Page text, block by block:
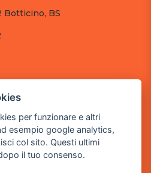
Botticino, BS
per funzionare e altri
esempio google analytics,
col sito. Questi ultimi
il tuo consenso.